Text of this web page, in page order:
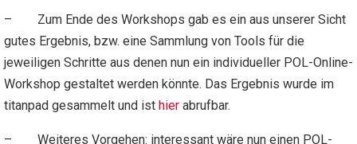
– Zum Ende des Workshops gab es ein aus unserer Sicht
gutes Ergebnis, bzw. eine Sammlung von Tools für die
jeweiligen Schritte aus denen nun ein individueller POL-Online-
Workshop gestaltet werden könnte. Das Ergebnis wurde im
titanpad gesammelt und ist hier abrufbar.
– Weiteres Vorgehen: interessant wäre nun einen POL-